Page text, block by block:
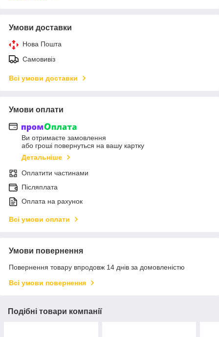
Умови доставки
Нова Пошта
Самовивіз
Всі умови доставки
Умови оплати
Ви отримаєте замовлення
або гроші повернуться на вашу картку
Детальніше
Оплатити частинами
Післяплата
Оплата на рахунок
Всі умови оплати
Умови повернення
Повернення товару впродовж 14 днів за домовленістю
Всі умови повернення
Подібні товари компанії